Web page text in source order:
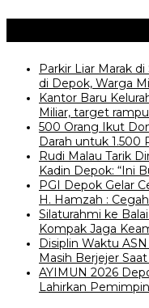
Parkir Liar Marak
di Depok, Warga
Kantor Baru
Miliar, target
500 Orang Ikut
Darah untuk 1.500
Rudi Malau Tarik
Kadin Depok: “Ini
PGI Depok Gelar
H. Hamzah :
Silaturahmi ke
Kompak Jaga
Disiplin Waktu
Masih Berjejer
AYIMUN 2026
Lahirkan